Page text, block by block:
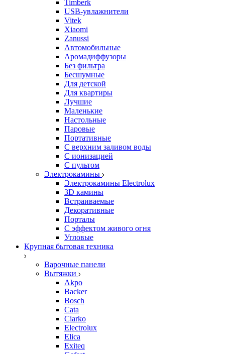
Timberk
USB-увлажнители
Vitek
Xiaomi
Zanussi
Автомобильные
Аромадиффузоры
Без фильтра
Бесшумные
Для детской
Для квартиры
Лучшие
Маленькие
Настольные
Паровые
Портативные
С верхним заливом воды
С ионизацией
С пультом
Электрокамины
Электрокамины Electrolux
3D камины
Встраиваемые
Декоративные
Порталы
С эффектом живого огня
Угловые
Крупная бытовая техника
Варочные панели
Вытяжки
Akpo
Backer
Bosch
Cata
Ciarko
Electrolux
Elica
Exiteq